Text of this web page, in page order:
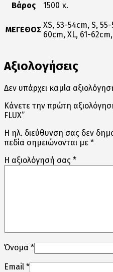
Βάρος 1500 κ.
ΜΕΓΕΘΟΣ XS, 53-54cm, S,
60cm, XL, 61-
Αξιολογήσεις
Δεν υπάρχει καμία
Κάνετε την πρώτη
FLUX”
Η ηλ. διεύθυνση σας δεν
πεδία σημειώνονται με *
Η αξιολόγησή σας *
Όνομα *
Email *